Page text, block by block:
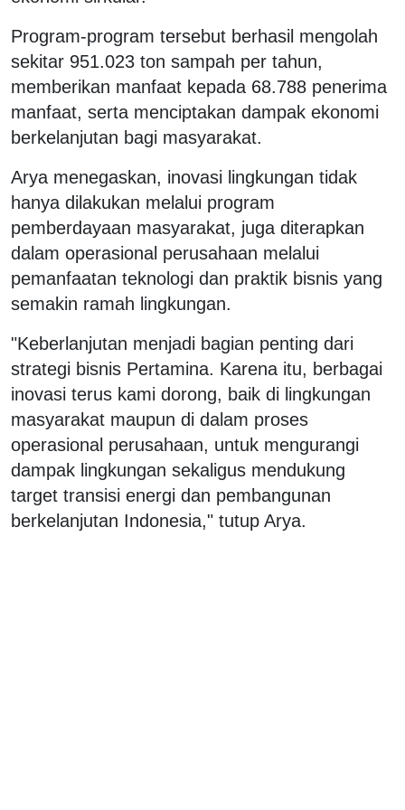
Program-program tersebut berhasil mengolah
sekitar 951.023 ton sampah per tahun,
memberikan manfaat kepada 68.788 penerima
manfaat, serta menciptakan dampak ekonomi
berkelanjutan bagi masyarakat.
Arya menegaskan, inovasi lingkungan tidak
hanya dilakukan melalui program
pemberdayaan masyarakat, juga diterapkan
dalam operasional perusahaan melalui
pemanfaatan teknologi dan praktik bisnis yang
semakin ramah lingkungan.
"Keberlanjutan menjadi bagian penting dari
strategi bisnis Pertamina. Karena itu, berbagai
inovasi terus kami dorong, baik di lingkungan
masyarakat maupun di dalam proses
operasional perusahaan, untuk mengurangi
dampak lingkungan sekaligus mendukung
target transisi energi dan pembangunan
berkelanjutan Indonesia," tutup Arya.